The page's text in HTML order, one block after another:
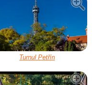
Turnul Petřín